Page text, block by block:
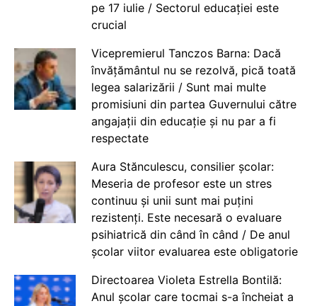
pe 17 iulie / Sectorul educației este
crucial
Vicepremierul Tanczos Barna: Dacă
învățământul nu se rezolvă, pică toată
legea salarizării / Sunt mai multe
promisiuni din partea Guvernului către
angajații din educație și nu par a fi
respectate
Aura Stănculescu, consilier școlar:
Meseria de profesor este un stres
continuu și unii sunt mai puțini
rezistenți. Este necesară o evaluare
psihiatrică din când în când / De anul
școlar viitor evaluarea este obligatorie
Directoarea Violeta Estrella Bontilă:
Anul școlar care tocmai s-a încheiat a